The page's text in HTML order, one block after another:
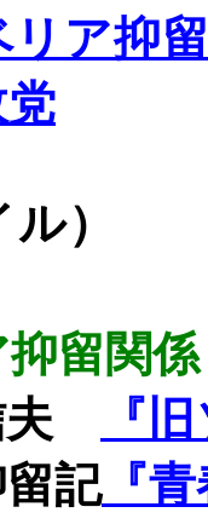
リア抑
留関係
『
記『青